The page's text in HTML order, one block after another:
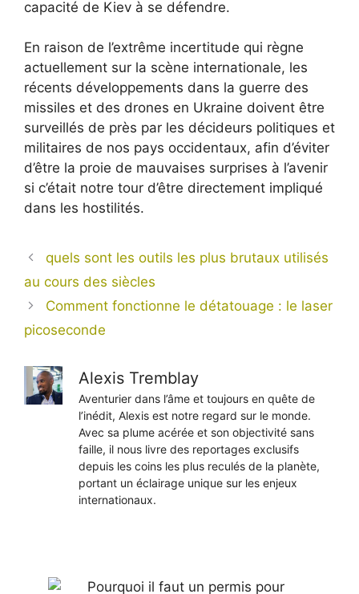
capacité de Kiev à se défendre.
En raison de l’extrême incertitude qui règne
actuellement sur la scène internationale, les
récents développements dans la guerre des
missiles et des drones en Ukraine doivent être
surveillés de près par les décideurs politiques et
militaires de nos pays occidentaux, afin d’éviter
d’être la proie de mauvaises surprises à l’avenir
si c’était notre tour d’être directement impliqué
dans les hostilités.
quels sont les outils les plus brutaux utilisés
au cours des siècles
Comment fonctionne le détatouage : le laser
picoseconde
Alexis Tremblay
Aventurier dans l’âme et toujours en quête de
l’inédit, Alexis est notre regard sur le monde.
Avec sa plume acérée et son objectivité sans
faille, il nous livre des reportages exclusifs
depuis les coins les plus reculés de la planète,
portant un éclairage unique sur les enjeux
internationaux.